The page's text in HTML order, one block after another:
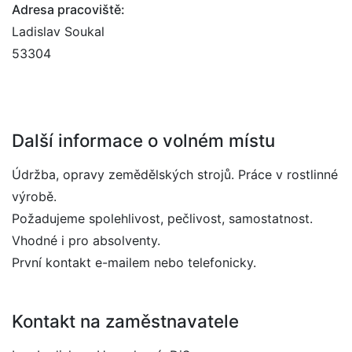
Adresa pracoviště:
Ladislav Soukal
53304
Další informace o volném místu
Údržba, opravy zemědělských strojů. Práce v rostlinné
výrobě.
Požadujeme spolehlivost, pečlivost, samostatnost.
Vhodné i pro absolventy.
První kontakt e-mailem nebo telefonicky.
Kontakt na zaměstnavatele